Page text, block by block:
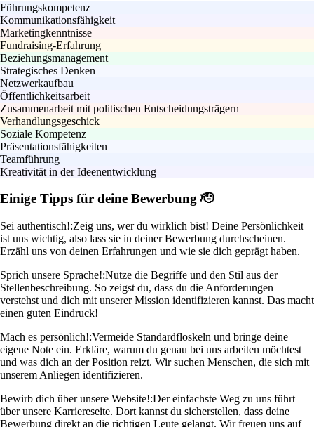
Führungskompetenz
Kommunikationsfähigkeit
Marketingkenntnisse
Fundraising-Erfahrung
Beziehungsmanagement
Strategisches Denken
Netzwerkaufbau
Öffentlichkeitsarbeit
Zusammenarbeit mit politischen Entscheidungsträgern
Verhandlungsgeschick
Soziale Kompetenz
Präsentationsfähigkeiten
Teamführung
Kreativität in der Ideenentwicklung
Einige Tipps für deine Bewerbung 🫡
Sei authentisch!:Zeig uns, wer du wirklich bist! Deine Persönlichkeit
ist uns wichtig, also lass sie in deiner Bewerbung durchscheinen.
Erzähl uns von deinen Erfahrungen und wie sie dich geprägt haben.
Sprich unsere Sprache!:Nutze die Begriffe und den Stil aus der
Stellenbeschreibung. So zeigst du, dass du die Anforderungen
verstehst und dich mit unserer Mission identifizieren kannst. Das macht
einen guten Eindruck!
Mach es persönlich!:Vermeide Standardfloskeln und bringe deine
eigene Note ein. Erkläre, warum du genau bei uns arbeiten möchtest
und was dich an der Position reizt. Wir suchen Menschen, die sich mit
unserem Anliegen identifizieren.
Bewirb dich über unsere Website!:Der einfachste Weg zu uns führt
über unsere Karriereseite. Dort kannst du sicherstellen, dass deine
Bewerbung direkt an die richtigen Leute gelangt. Wir freuen uns auf